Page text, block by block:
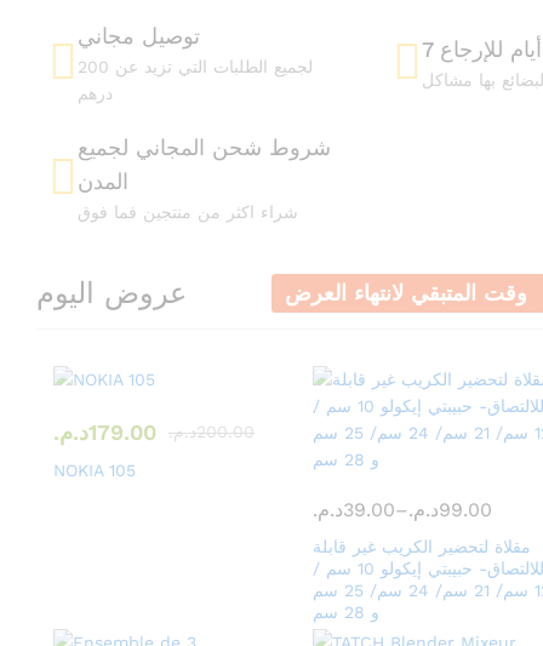
توصيل مجاني
لجميع الطلبات التي تزيد عن 200
درهم
7 أيام للإرجاع
بها مشاكل
شروط شحن المجاني لجميع
المدن
شراء اكثر من منتجين فما فوق
عروض اليوم وقت المتبقي لانتهاء العرض
179.00د.م. 200.00د.م.
NOKIA 105
39.00د.م. – 99.00د.م.
مقلاة لتحضير الكريب غير قابلة
للالتصاق- حبيبتي إيكولو 10 سم /
12 سم/ 21 سم/ 24 سم/ 25 سم
و 28 سم